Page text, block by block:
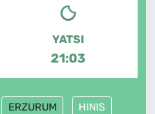
YATSI
21:03
ERZURUM HINIS